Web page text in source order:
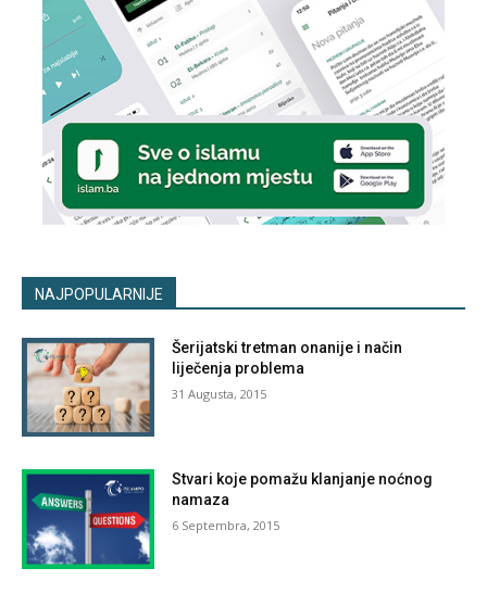
NAJPOPULARNIJE
Šerijatski tretman onanije i način
liječenja problema
31 Augusta, 2015
Stvari koje pomažu klanjanje noćnog
namaza
6 Septembra, 2015